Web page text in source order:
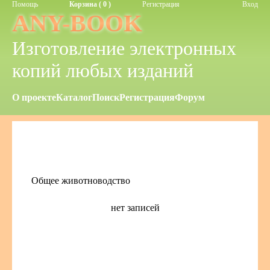
Помощь Корзина ( 0 ) Регистрация Вход
ANY-BOOK
Изготовление электронных
копий любых изданий
О проектеКаталогПоискРегистрацияФорум
Общее животноводство
нет записей